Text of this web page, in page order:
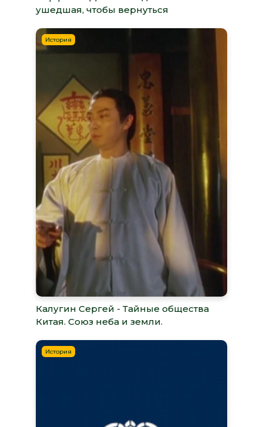
ушедшая, чтобы вернуться
История
Калугин Сергей - Тайные общества
Китая. Союз неба и земли.
История